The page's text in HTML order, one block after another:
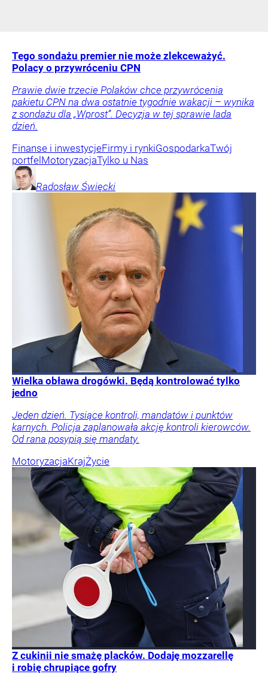
Tego sondażu premier nie może zlekceważyć.
Polacy o przywróceniu CPN
Prawie dwie trzecie Polaków chce przywrócenia
pakietu CPN na dwa ostatnie tygodnie wakacji – wynika
z sondażu dla „Wprost”. Decyzja w tej sprawie lada
dzień.
Finanse i inwestycjeFirmy i rynkiGospodarkaTwój
portfel MotoryzacjaTylko u Nas
Radosław Święcki
Wielka obława drogówki. Będą kontrolować tylko
jedno
Jeden dzień. Tysiące kontroli, mandatów i punktów
karnych. Policja zaplanowała akcję kontroli kierowców.
Od rana posypią się mandaty.
MotoryzacjaKrajŻycie
Z cukinii nie smażę placków. Dodaję mozzarellę
i robię chrupiące gofry